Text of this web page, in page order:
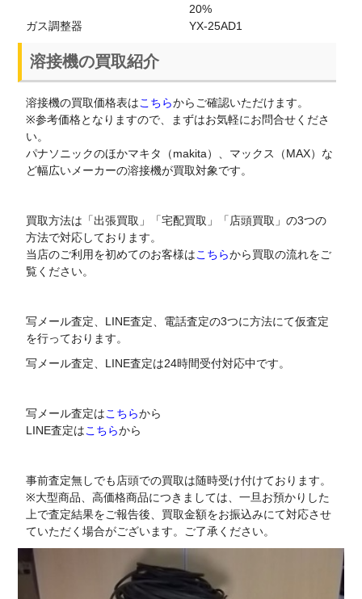
20%
ガス調整器
YX-25AD1
溶接機の買取紹介
溶接機の買取価格表はこちらからご確認いただけます。
※参考価格となりますので、まずはお気軽にお問合せくださ
い。
パナソニックのほかマキタ（makita）、マックス（MAX）な
ど幅広いメーカーの溶接機が買取対象です。
買取方法は「出張買取」「宅配買取」「店頭買取」の3つの
方法で対応しております。
当店のご利用を初めてのお客様はこちらから買取の流れをご
覧ください。
写メール査定、LINE査定、電話査定の3つに方法にて仮査定
を行っております。
写メール査定、LINE査定は24時間受付対応中です。
写メール査定はこちらから
LINE査定はこちらから
事前査定無しでも店頭での買取は随時受け付けております。
※大型商品、高価格商品につきましては、一旦お預かりした
上で査定結果をご報告後、買取金額をお振込みにて対応させ
ていただく場合がございます。ご了承ください。